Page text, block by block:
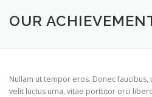
HOME OUR WORK
OUR
Nullam ut tempor eros. Donec
velit luctus urna, vitae porttitor orci